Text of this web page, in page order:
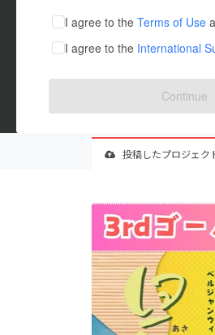
テク
映像
ビジ
まち
I agree to the Terms of Use
I agree to the International
Continue
投稿したプロジェク